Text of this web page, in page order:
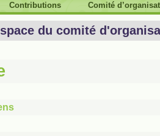
Contributions Comité
du comité